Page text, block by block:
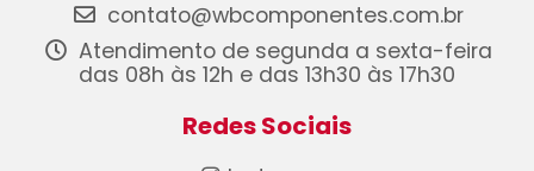
contato@wbcomponentes.com.br
Atendimento de segunda a sexta-feira
das 08h às 12h e das 13h30 às 17h30
Redes Sociais